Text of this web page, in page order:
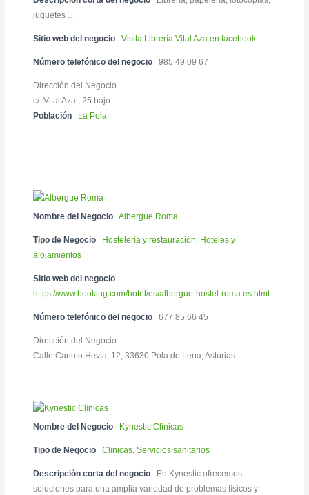
juguetes …
Sitio web del negocio Visita Librería Vital Aza en facebook
Número telefónico del negocio 985 49 09 67
Dirección del Negocio
c/. Vital Aza , 25 bajo
Población
La Pola
Nombre del Negocio Albergue Roma
Tipo de Negocio Hostelería y restauración, Hoteles y
alojamientos
Sitio web del negocio
https://www.booking.com/hotel/es/albergue-hostel-roma.es.html
Número telefónico del negocio 677 85 66 45
Dirección del Negocio
Calle Canuto Hevia, 12, 33630 Pola de Lena, Asturias
Nombre del Negocio Kynestic Clínicas
Tipo de Negocio Clínicas,Servicios sanitarios
Descripción corta del negocio
En Kynestic ofrecemos
soluciones para una amplia variedad de problemas físicos y